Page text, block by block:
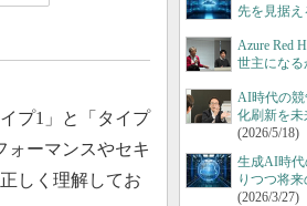
プ1」と「タイプ
ォーマンスやセキ
しく理解してお
先を見据
Azure Red
世主にな
AI時代の
化刷新を
(2026/5/18)
生成AI時
りつつ将
(2026/3/27)